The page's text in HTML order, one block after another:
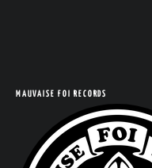
MAUVAISE FOI RECORDS